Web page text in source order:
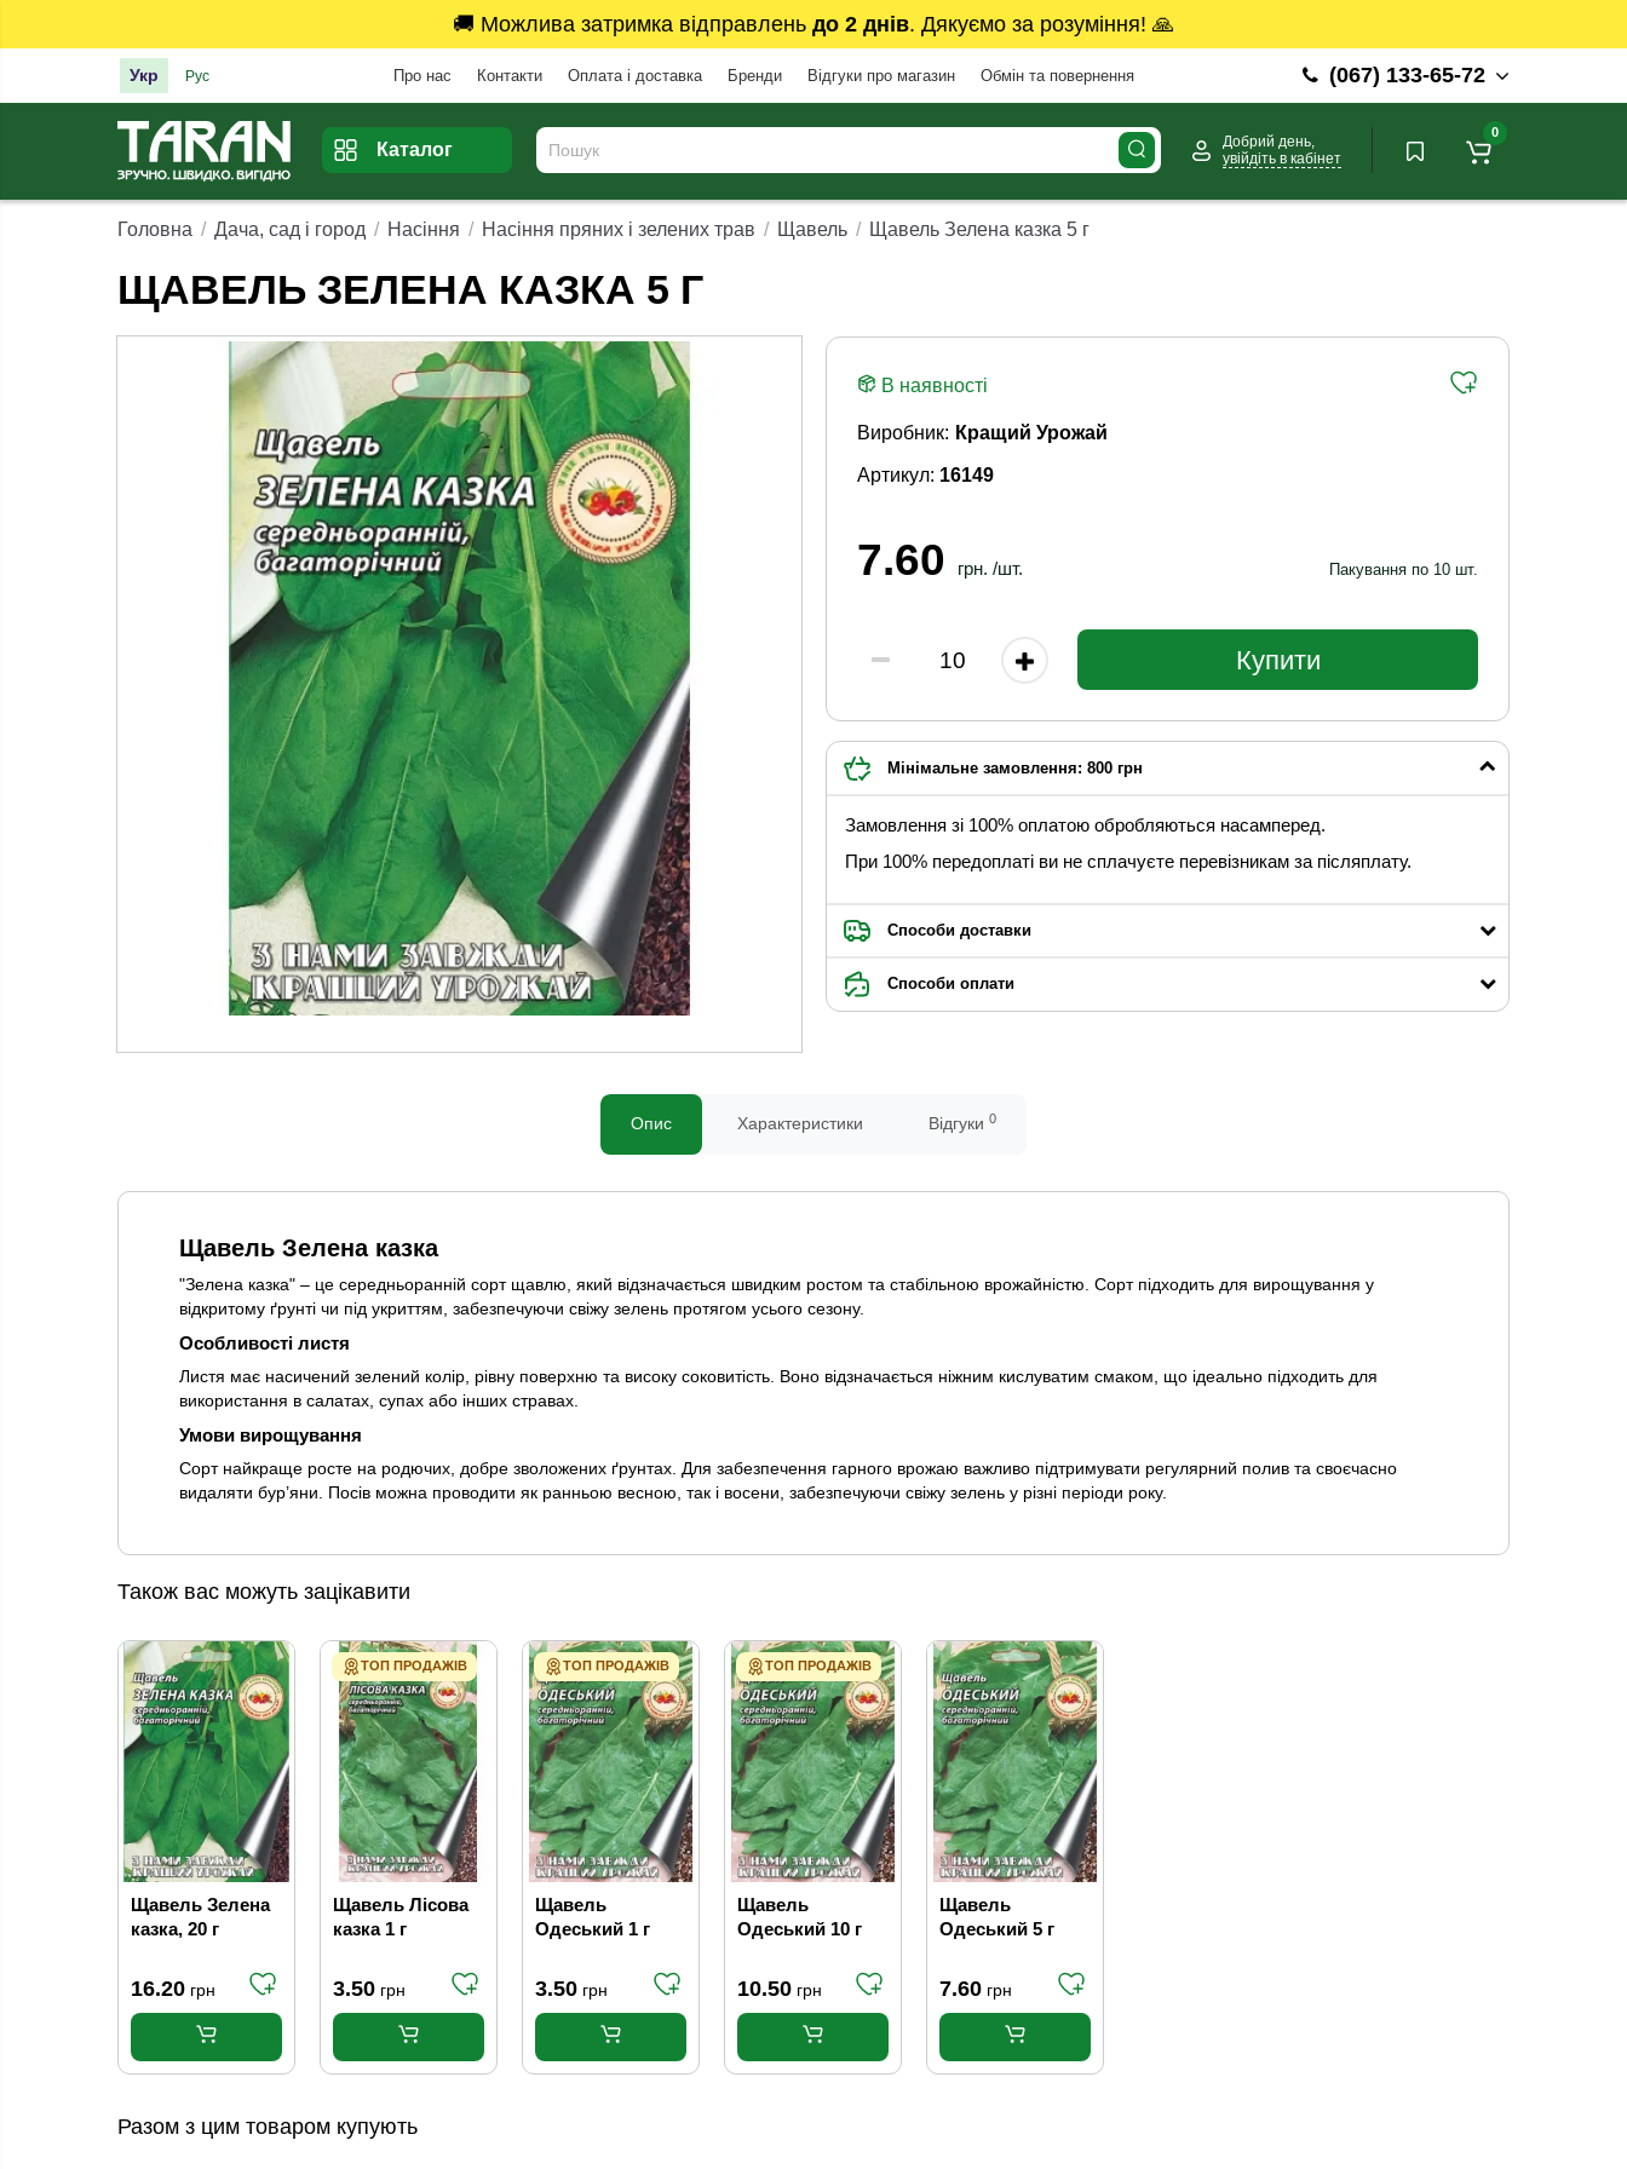
🚚 Можлива затримка відправлень до 2 днів. Дякуємо за розуміння! 🙏
Укр Рус Про нас Контакти Оплата і доставка Бренди Відгуки про магазин Обмін та повернення (067) 133-65-72
Каталог
Добрий день,
увійдіть в кабінет
0
Головна Дача, сад і город Насіння Насіння пряних і зелених трав Щавель Щавель Зелена казка 5 г
ЩАВЕЛЬ ЗЕЛЕНА КАЗКА 5 Г
В наявності
Артикул: 16149
Виробник: Кращий Урожай
7.60 грн. /шт. Пакування по 10 шт.
Купити
Мінімальне замовлення: 800 грн
Замовлення зі 100% оплатою обробляються насамперед.
При 100% передоплаті ви не сплачуєте перевізникам за післяплату.
Способи доставки
Способи оплати
Опис Характеристики Відгуки 0
Щавель Зелена казка
"Зелена казка" – це середньоранній сорт щавлю, який відзначається швидким ростом та стабільною врожайністю. Сорт підходить для вирощування у
відкритому ґрунті чи під укриттям, забезпечуючи свіжу зелень протягом усього сезону.
Особливості листя
Листя має насичений зелений колір, рівну поверхню та високу соковитість. Воно відзначається ніжним кислуватим смаком, що ідеально підходить для
використання в салатах, супах або інших стравах.
Умови вирощування
Сорт найкраще росте на родючих, добре зволожених ґрунтах. Для забезпечення гарного врожаю важливо підтримувати регулярний полив та своєчасно
видаляти бур’яни. Посів можна проводити як ранньою весною, так і восени, забезпечуючи свіжу зелень у різні періоди року.
Також вас можуть зацікавити
Щавель Зелена
казка, 20 г
16.20 грн
ТОП ПРОДАЖІВ
Щавель Лісова
казка 1 г
3.50 грн
ТОП ПРОДАЖІВ
Щавель
Одеський 1 г
3.50 грн
ТОП ПРОДАЖІВ
Щавель
Одеський 10 г
10.50 грн
Щавель
Одеський 5 г
7.60 грн
Разом з цим товаром купують